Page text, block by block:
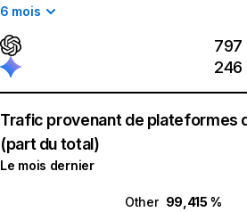
6 mois
797
246
Trafic provenant de plateformes
(part du total)
Le mois dernier
Other 99,415 %